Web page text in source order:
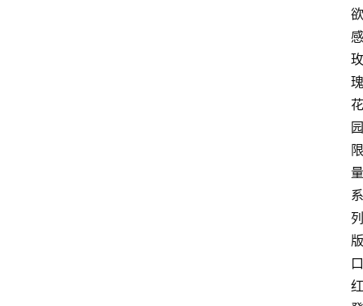
欲
感
玫
瑰
花
园
限
量
系
列
版
口
红